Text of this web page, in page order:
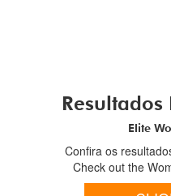
Elite
Confira os
Check out the